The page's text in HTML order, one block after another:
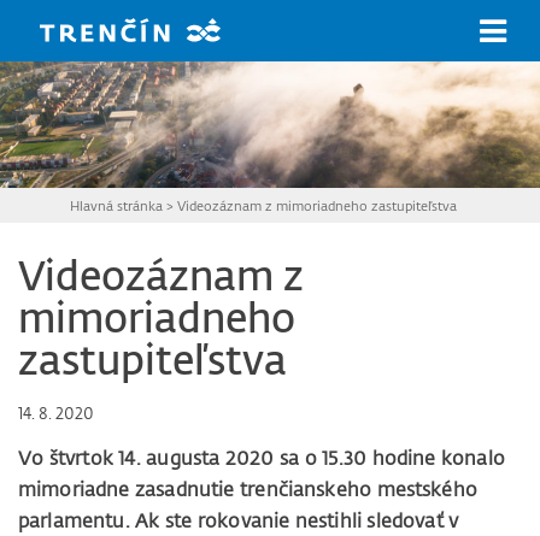
Hlavná stránka > Videozáznam z mimoriadneho zastupiteľstva
Videozáznam z
mimoriadneho
zastupiteľstva
14. 8. 2020
Vo štvrtok 14. augusta 2020 sa o 15.30 hodine konalo
mimoriadne zasadnutie trenčianskeho mestského
parlamentu. Ak ste rokovanie nestihli sledovať v